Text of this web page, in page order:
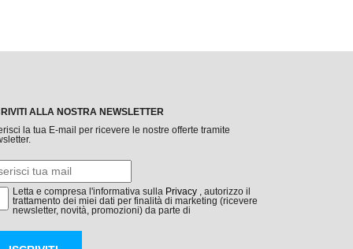
ALLA NOSTRA NEWSLETTER
la tua E-mail per ricevere le nostre offerte tramite
Letta e compresa l'informativa sulla Privacy , autorizzo il
trattamento dei miei dati per finalità di marketing (ricevere
newsletter, novità, promozioni) da parte di